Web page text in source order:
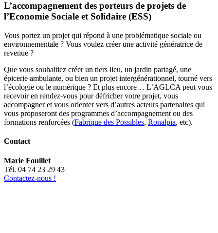
L’accompagnement des porteurs de projets de
l’Economie Sociale et Solidaire (ESS)
Vous portez un projet qui répond à une problématique sociale ou
environnementale ? Vous voulez créer une activité génératrice de
revenue ?
Que vous souhaitiez créer un tiers lieu, un jardin partagé, une
épicerie ambulante, ou bien un projet intergénérationnel, tourné vers
l’écologie ou le numérique ? Et plus encore… L’AGLCA peut vous
recevoir en rendez-vous pour défricher votre projet, vous
accompagner et vous orienter vers d’autres acteurs partenaires qui
vous proposeront des programmes d’accompagnement ou des
formations renforcées (Fabrique des Possibles, Ronalpia, etc).
Contact
Marie Fouillet
Tél. 04 74 23 29 43
Contactez-nous !